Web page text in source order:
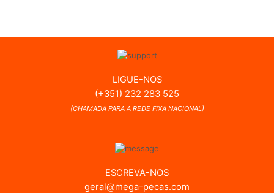
LIGUE-NOS
(+351) 232 283 525
(CHAMADA PARA A REDE FIXA NACIONAL)
ESCREVA-NOS
geral@mega-pecas.com